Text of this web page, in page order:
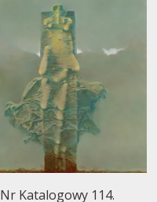
Nr Katalogowy 114.